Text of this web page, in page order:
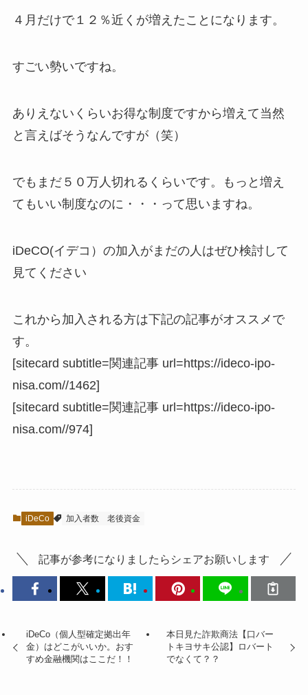
４月だけで１２％近くが増えたことになります。
すごい勢いですね。
ありえないくらいお得な制度ですから増えて当然
と言えばそうなんですが（笑）
でもまだ５０万人切れるくらいです。もっと増え
てもいい制度なのに・・・って思いますね。
iDeCO(イデコ）の加入がまだの人はぜひ検討して
見てください
これから加入される方は下記の記事がオススメで
す。
[sitecard subtitle=関連記事 url=https://ideco-ipo-
nisa.com//1462]
[sitecard subtitle=関連記事 url=https://ideco-ipo-
nisa.com//974]
iDeCo 加入者数 老後資金
記事が参考になりましたらシェアお願いします
iDeCo（個人型確定拠出年
金）はどこがいいか。おす
すめ金融機関はここだ！！
本日見た詐欺商法【口バー
トキヨサキ公認】ロバート
でなくて？？